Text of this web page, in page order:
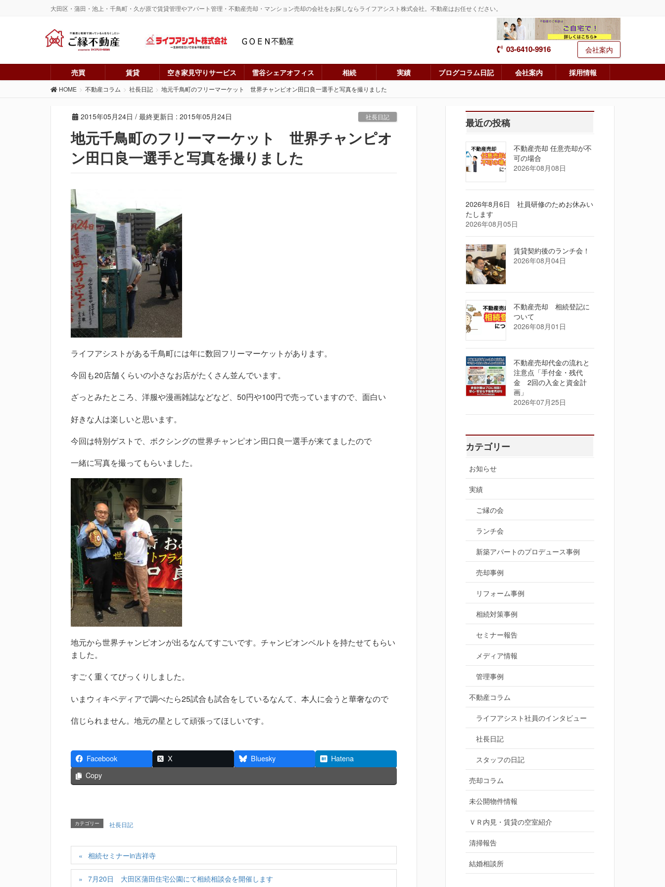
大田区・蒲田・池上・千鳥町・久が原で賃貸管理やアパート管理・不動産売却・マンション売却の会社をお探しならライフアシスト株式会社。不動産はお任せください。
03-6410-9916 会社案内
売買 賃貸 空き家見守りサービス 雪谷シェアオフィス 相続 実績 ブログコラム日記 会社案内 採用情報
HOME 不動産コラム 社長日記 地元千鳥町のフリーマーケット 世界チャンピオン田口良一選手と写真を撮りました
2015年05月24日 / 最終更新日 : 2015年05月24日 社長日記
地元千鳥町のフリーマーケット 世界チャンピオ
ン田口良一選手と写真を撮りました
ライフアシストがある千鳥町には年に数回フリーマーケットがあります。
今回も20店舗くらいの小さなお店がたくさん並んでいます。
ざっとみたところ、洋服や漫画雑誌などなど、50円や100円で売っていますので、面白い
好きな人は楽しいと思います。
今回は特別ゲストで、ボクシングの世界チャンピオン田口良一選手が来てましたので
一緒に写真を撮ってもらいました。
地元から世界チャンピオンが出るなんてすごいです。チャンピオンベルトを持たせてもらい
ました。
すごく重くてびっくりしました。
いまウィキペディアで調べたら25試合も試合をしているなんて、本人に会うと華奢なので
信じられません。地元の星として頑張ってほしいです。
Facebook X Bluesky
Hatena
Copy
カテゴリー 社長日記
相続セミナーin吉祥寺
7月20日 大田区蒲田住宅公園にて相続相談会を開催します
最近の投稿
不動産売却 任意売却が不
可の場合
2026年08月08日
2026年8月6日 社員研修のためお休みい
たします
2026年08月05日
賃貸契約後のランチ会！
2026年08月04日
不動産売却 相続登記に
ついて
2026年08月01日
不動産売却代金の流れと
注意点「手付金・残代
金 2回の入金と資金計
画」
2026年07月25日
カテゴリー
お知らせ
実績
ご縁の会
ランチ会
新築アパートのプロデュース事例
売却事例
リフォーム事例
相続対策事例
セミナー報告
メディア情報
管理事例
不動産コラム
ライフアシスト社員のインタビュー
社長日記
スタッフの日記
売却コラム
未公開物件情報
ＶＲ内見・賃貸の空室紹介
清掃報告
結婚相談所